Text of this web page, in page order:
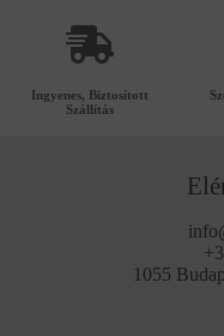
Ingyenes, Biztosított
Szállítás
1055